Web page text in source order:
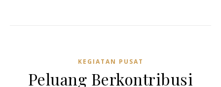
KEGIATAN PUSAT
Peluang Berkontribusi